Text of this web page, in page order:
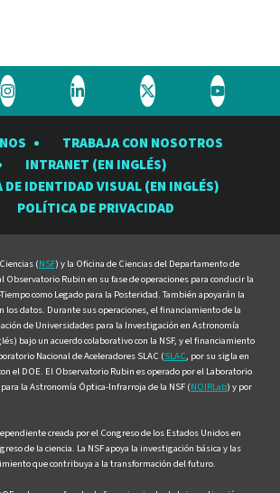
Visite
Observatorio
Rubin
en
Visite
Observatorio
Rubin
en
Visite
Observatorio
Rubin
en
Visite
Rubin
en
TRABAJA CON NOSOTROS
INTRANET (EN INGLÉS)
DE IDENTIDAD VISUAL (EN INGLÉS)
POLÍTICA DE PRIVACIDAD
(NSF) y la Oficina de Ciencias del Departamento de
Observatorio Rubin en su fase de operaciones para conducir la
como Legado para la Posteridad. También apoyarán la
los datos. Durante sus operaciones, el financiamiento de la
de Universidades para la Investigación en Astronomía
bajo un acuerdo colaborativo con la NSF, y el financiamiento
Nacional de Aceleradores SLAC (SLAC, por su sigla en
el DOE. El Observatorio Rubin es operado por el Laboratorio
la Astronomía Óptica-Infrarroja de la NSF (NOIRLab) y por
creada por el Congreso de los Estados Unidos en
de la ciencia. La NSF apoya la investigación básica y las
que contribuya a la transformación del futuro.